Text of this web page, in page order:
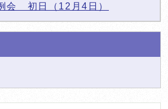
会 初日（12月4日）